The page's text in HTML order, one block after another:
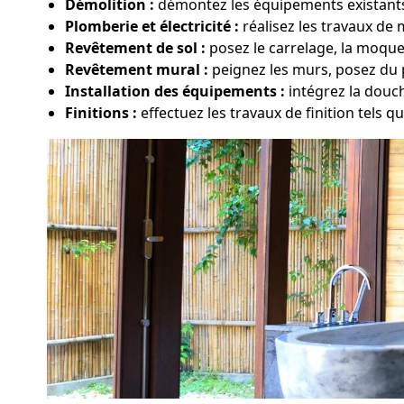
Démolition : démontez les équipements
Plomberie et électricité : réalisez les travaux de
Revêtement de sol : posez le carrelage, la
Revêtement mural : peignez les murs, posez
Installation des équipements : intégrez la
Finitions : effectuez les travaux de finition tels